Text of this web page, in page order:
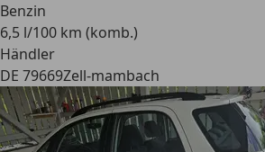
Benzin
6,5 l/100 km (komb.)
Händler
DE 79669Zell-mambach